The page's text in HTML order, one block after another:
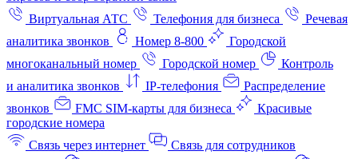
Виртуальная АТС
Телефония для бизнеса
Речевая
аналитика звонков
Номер 8-800
Городской
многоканальный номер
Городской номер
Контроль
и аналитика звонков
IP-телефония
Распределение
звонков
FMC SIM-карты для бизнеса
Красивые
городские номера
Связь через интернет
Связь для сотрудников